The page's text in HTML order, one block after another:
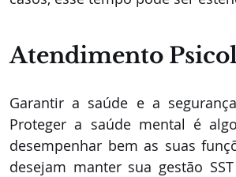
Atendimento
Garantir a saúde e a
Proteger a saúde mental é
desempenhar bem as suas
desejam manter sua gestão